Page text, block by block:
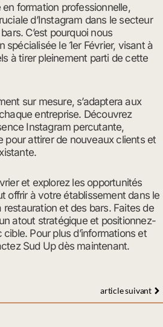
formation professionnelle,
d’Instagram dans le secteur
C’est pourquoi nous
spécialisée le 1er Février, visant à
à tirer pleinement parti de cette
sur mesure, s’adaptera aux
entreprise. Découvrez
Instagram percutante,
pour attirer de nouveaux clients et
et explorez les opportunités
offrir à votre établissement dans le
et des bars. Faites de
atout stratégique et positionnez-
Pour plus d’informations et
Sud Up dès maintenant.
article suivant